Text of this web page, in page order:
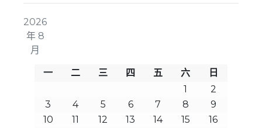
2026
年 8
月
一 二 三 四 五 六
日
1
2
3
4 5 6 7 8
9
10
11 12 13 14 15
16